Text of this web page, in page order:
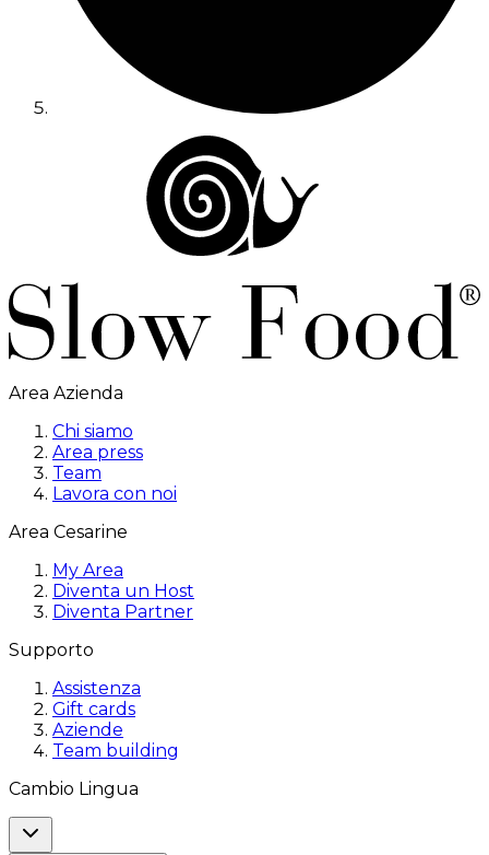
Area Azienda
Chi siamo
Area press
Team
Lavora con noi
Area Cesarine
My Area
Diventa un Host
Diventa Partner
Supporto
Assistenza
Gift cards
Aziende
Team building
Cambio Lingua